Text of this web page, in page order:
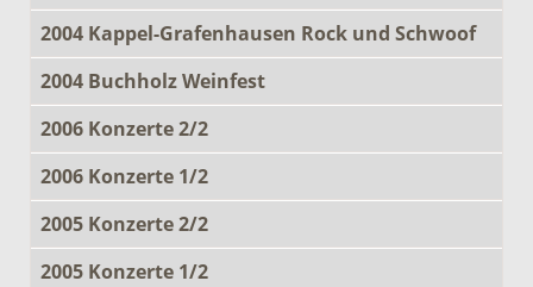
2004 Kappel-Grafenhausen Rock und Schwoof
2004 Buchholz Weinfest
2006 Konzerte 2/2
2006 Konzerte 1/2
2005 Konzerte 2/2
2005 Konzerte 1/2